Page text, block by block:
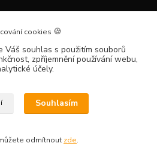
535
cookies 🍪
Váš souhlas s použitím souborů
zpříjemnění používání webu,
účely.
Souhlasím
odmítnout zde.